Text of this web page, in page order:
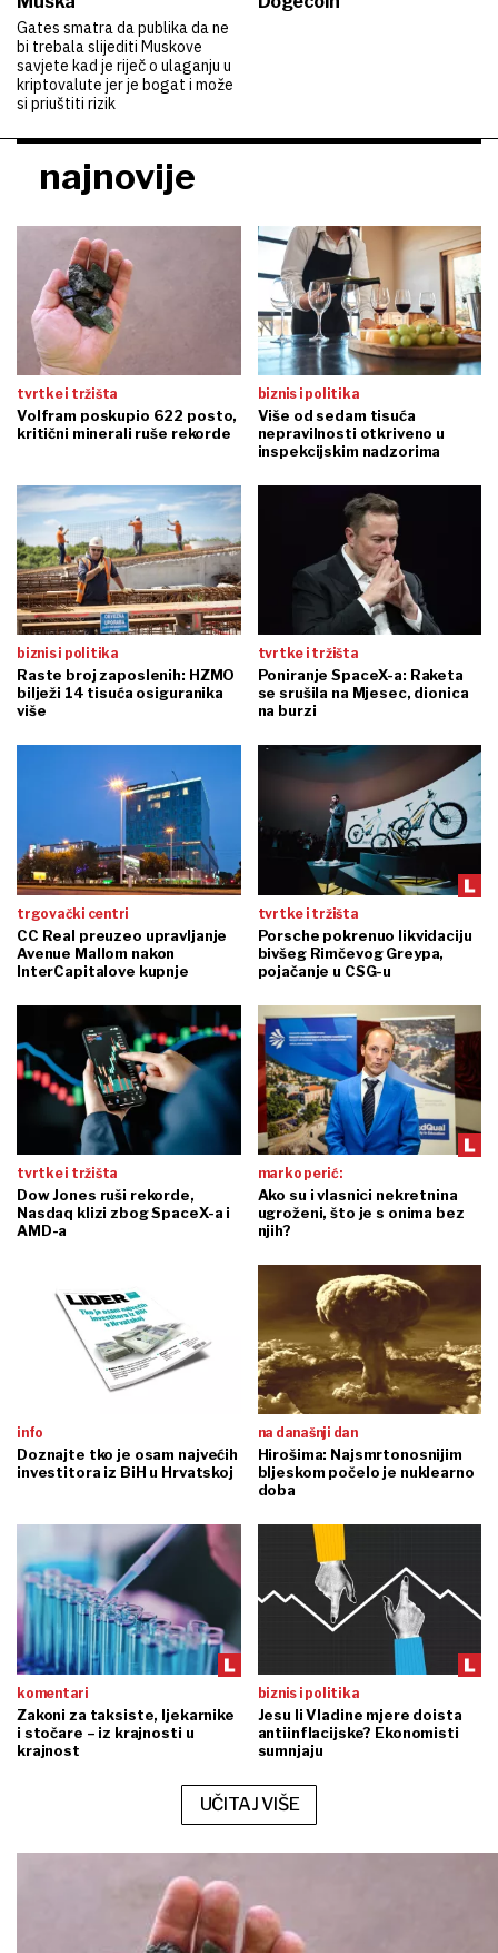
Gates smatra da publika da ne
bi trebala slijediti Muskove
savjete kad je riječ o ulaganju u
kriptovalute jer je bogat i može
si priuštiti rizik
najnovije
tvrtke i tržišta
Volfram poskupio 622 posto,
kritični minerali ruše rekorde
biznis i politika
Više od sedam tisuća
nepravilnosti otkriveno u
inspekcijskim nadzorima
biznis i politika
Raste broj zaposlenih: HZMO
bilježi 14 tisuća osiguranika
više
tvrtke i tržišta
Poniranje SpaceX-a: Raketa
se srušila na Mjesec, dionica
na burzi
trgovački centri
CC Real preuzeo upravljanje
Avenue Mallom nakon
InterCapitalove kupnje
tvrtke i tržišta
Porsche pokrenuo likvidaciju
bivšeg Rimčevog Greypa,
pojačanje u CSG-u
tvrtke i tržišta
Dow Jones ruši rekorde,
Nasdaq klizi zbog SpaceX-a i
AMD-a
marko perić:
Ako su i vlasnici nekretnina
ugroženi, što je s onima bez
njih?
info
Doznajte tko je osam najvećih
investitora iz BiH u Hrvatskoj
na današnji dan
Hirošima: Najsmrtonosnijim
bljeskom počelo je nuklearno
doba
komentari
Zakoni za taksiste, ljekarnike
i stočare – iz krajnosti u
krajnost
biznis i politika
Jesu li Vladine mjere doista
antiinflacijske? Ekonomisti
sumnjaju
UČITAJ VIŠE